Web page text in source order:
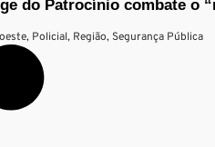
do Patrocínio combate o
, Policial, Região, Segurança Pública